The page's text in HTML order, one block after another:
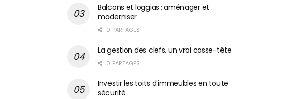
Balcons et loggias : aménager et
moderniser
0 PARTAGES
La gestion des clefs, un vrai casse-tête
0 PARTAGES
Investir les toits d’immeubles en toute
sécurité